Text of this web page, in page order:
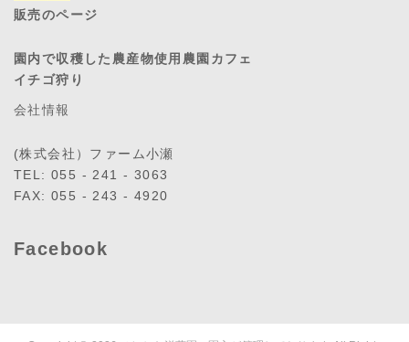
販売のページ
園内で収穫した農産物使用農園カフェ
イチゴ狩り
会社情報
(株式会社）ファーム小瀬
TEL: 055 - 241 - 3063
FAX: 055 - 243 - 4920
Facebook